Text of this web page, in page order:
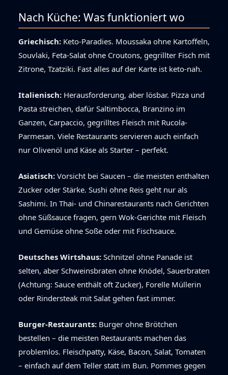
Nach Küche: Was funktioniert wo
Griechisch: Keto-Paradies. Moussaka ohne Kartoffeln,
Souvlaki, Feta-Salat ohne Croutons, gegrillter Fisch mit
Zitrone, Tzatziki. Fast alles auf der Karte ist keto-nah.
Italienisch: Herausforderung, aber lösbar. Pizza und
Pasta streichen, dafür Saltimbocca, Branzino im
Ganzen, Carpaccio, gegrilltes Fleisch mit Rucola-
Parmesan. Viele Restaurants servieren auch einfach
nur Olivenöl und Käse als Starter – perfekt.
Asiatisch: Vorsicht bei Saucen – die meisten enthalten
Zucker oder Stärke. Sushi ohne Reis geht nur als
Sashimi. In Thai- und Chinarestaurants nach Gerichten
ohne Süßsauce fragen, gern Wok-Gerichte mit Fleisch
und Gemüse ohne Soße oder mit Fischsauce.
Deutsches Wirtshaus: Schnitzel ohne Panade ist
selten, aber Schweinsbraten ohne Knödel, Sauerbraten
(Achtung: Sauce enthält oft Zucker), Forelle Müllerin
oder Rindersteak mit Salat gehen fast immer.
Burger-Restaurants: Burger ohne Brötchen
bestellen – die meisten Restaurants machen das
problemlos. Fleischpatty, Käse, Bacon, Salat, Tomaten
– einfach auf dem Teller statt im Bun. Pommes gegen